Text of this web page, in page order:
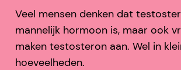
Veel mensen denken dat
mannelijk hormoon is, maar ook
maken testosteron aan. Wel in
hoeveelheden.